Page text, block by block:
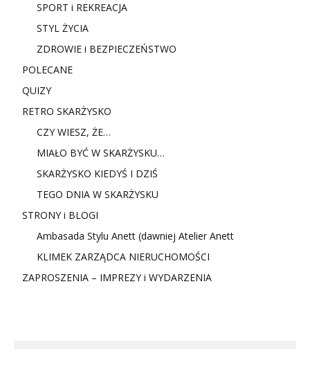
SPORT i REKREACJA
STYL ŻYCIA
ZDROWIE i BEZPIECZEŃSTWO
POLECANE
QUIZY
RETRO SKARŻYSKO
CZY WIESZ, ŻE…
MIAŁO BYĆ W SKARŻYSKU…
SKARŻYSKO KIEDYŚ I DZIŚ
TEGO DNIA W SKARŻYSKU
STRONY i BLOGI
Ambasada Stylu Anett (dawniej Atelier Anett
KLIMEK ZARZĄDCA NIERUCHOMOŚCI
ZAPROSZENIA – IMPREZY i WYDARZENIA